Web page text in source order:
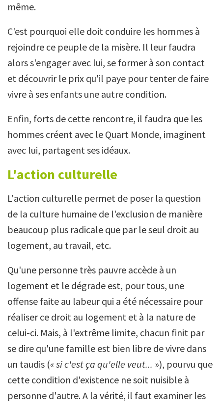
même.
C'est pourquoi elle doit conduire les hommes à
rejoindre ce peuple de la misère. Il leur faudra
alors s'engager avec lui, se former à son contact
et découvrir le prix qu'il paye pour tenter de faire
vivre à ses enfants une autre condition.
Enfin, forts de cette rencontre, il faudra que les
hommes créent avec le Quart Monde, imaginent
avec lui, partagent ses idéaux.
L'action culturelle
L'action culturelle permet de poser la question
de la culture humaine de l'exclusion de manière
beaucoup plus radicale que par le seul droit au
logement, au travail, etc.
Qu'une personne très pauvre accède à un
logement et le dégrade est, pour tous, une
offense faite au labeur qui a été nécessaire pour
réaliser ce droit au logement et à la nature de
celui-ci. Mais, à l'extrême limite, chacun finit par
se dire qu'une famille est bien libre de vivre dans
un taudis (« si c'est ça qu'elle veut... »), pourvu que
cette condition d'existence ne soit nuisible à
personne d'autre. A la vérité, il faut examiner les